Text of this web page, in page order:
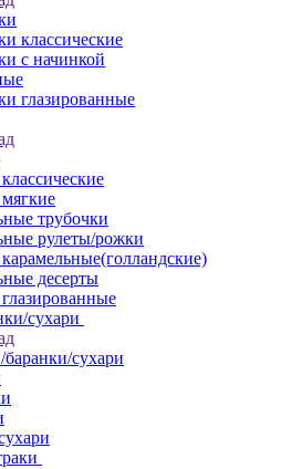
классические
с начинкой
глазированные
трубочки
рулеты/рожки
десерты
сухари
сухари